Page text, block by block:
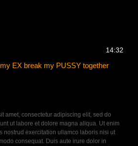
14:32
EX break my PUSSY together
amet, consectetur adipiscing elit, sed do
ut labore et dolore magna aliqua. Ut enim
nostrud exercitation ullamco laboris nisi ut
consequat. Duis aute irure dolor in